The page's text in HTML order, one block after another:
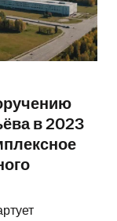
в 2023